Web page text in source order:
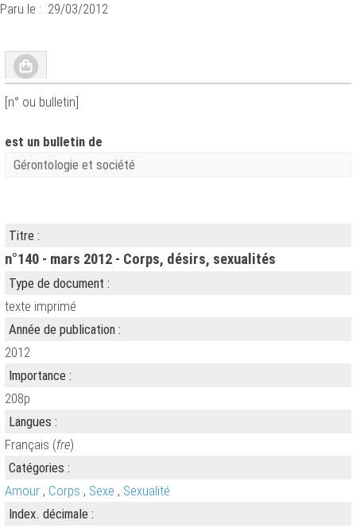
Paru le : 29/03/2012
[n° ou bulletin]
est un bulletin de
Gérontologie et société
Titre :
n°140 - mars 2012 - Corps, désirs, sexualités
Type de document :
texte imprimé
Année de publication :
2012
Importance :
208p
Langues :
Français (fre)
Catégories :
Amour, Corps , Sexe , Sexualité
Index. décimale :